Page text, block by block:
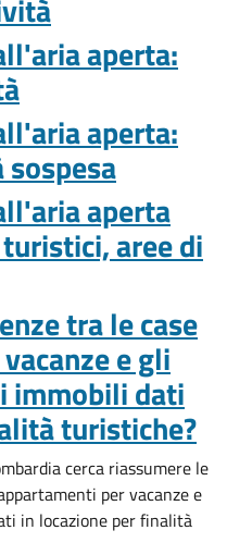
aperta:
aperta:
aperta
aree di
tra le case
e gli
immobili dati
turistiche?
cerca riassumere le
per vacanze e
in locazione per finalità